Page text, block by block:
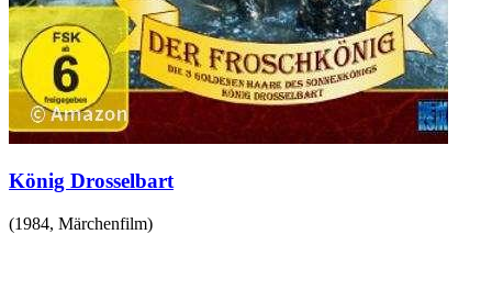
König Drosselbart
(1984, Märchenfilm)